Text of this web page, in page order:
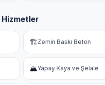
🏗️Zemin Baskı Beton
🏔️Yapay Kaya ve Şelale